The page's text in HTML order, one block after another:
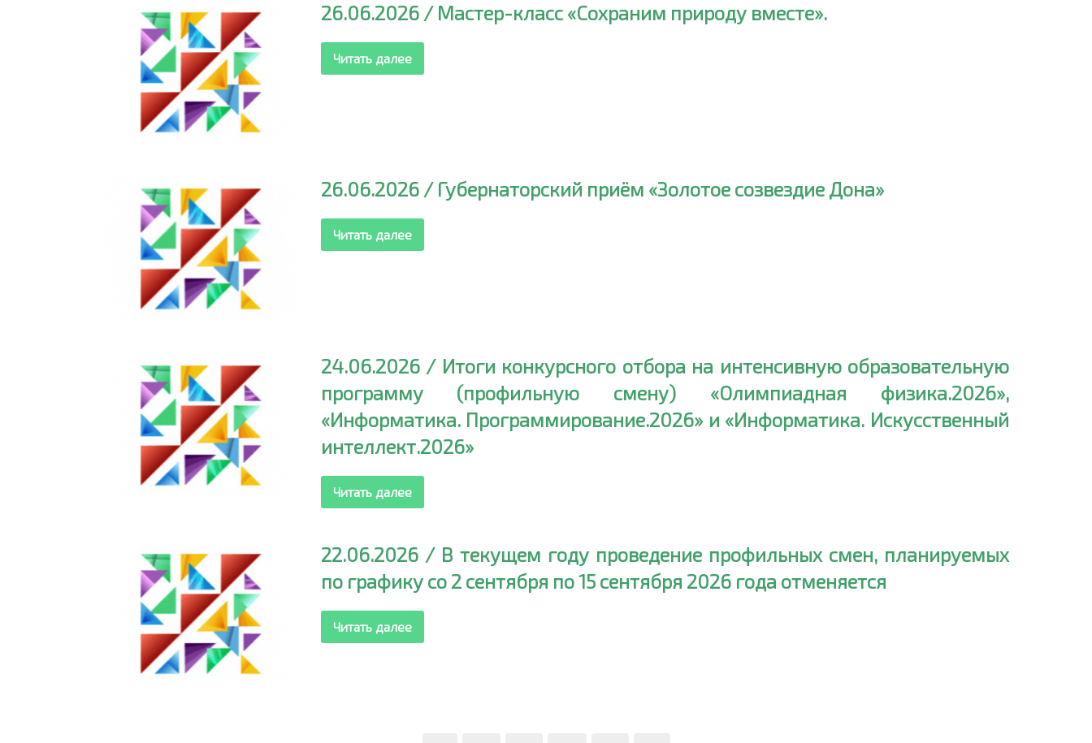
26.06.2026 / Мастер-класс «Сохраним природу вместе».
Читать далее
26.06.2026 / Губернаторский приём «Золотое созвездие Дона»
Читать далее
24.06.2026 / Итоги конкурсного отбора на интенсивную образовательную
программу (профильную смену) «Олимпиадная физика.2026»,
«Информатика. Программирование.2026» и «Информатика. Искусственный
интеллект.2026»
Читать далее
22.06.2026 / В текущем году проведение профильных смен, планируемых
по графику со 2 сентября по 15 сентября 2026 года отменяется
Читать далее